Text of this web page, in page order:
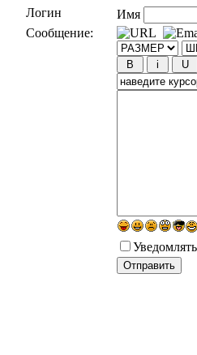
Логин
Имя
Сообщение: